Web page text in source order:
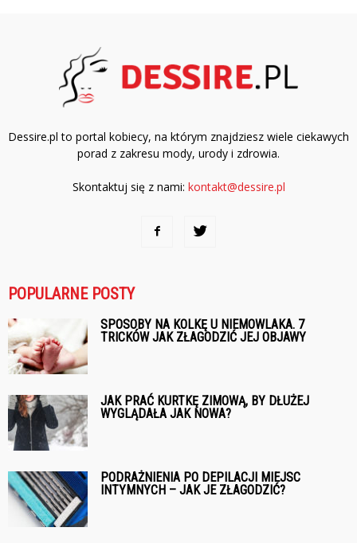
Dessire.pl to portal kobiecy, na którym znajdziesz wiele ciekawych
porad z zakresu mody, urody i zdrowia.
Skontaktuj się z nami: kontakt@dessire.pl
POPULARNE POSTY
SPOSOBY NA KOLKĘ U NIEMOWLAKA. 7
TRICKÓW JAK ZŁAGODZIĆ JEJ OBJAWY
JAK PRAĆ KURTKĘ ZIMOWĄ, BY DŁUŻEJ
WYGLĄDAŁA JAK NOWA?
PODRAŻNIENIA PO DEPILACJI MIEJSC
INTYMNYCH – JAK JE ZŁAGODZIĆ?